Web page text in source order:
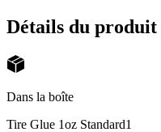
Détails du produit
Dans la boîte
Tire Glue 1oz Standard1